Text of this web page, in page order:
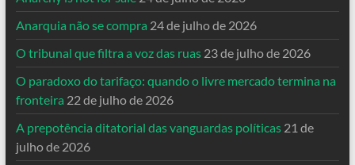
Anarquia não se compra 24 de julho de 2026
O tribunal que filtra a voz das ruas 23 de julho de 2026
O paradoxo do tarifaço: quando o livre mercado termina na
fronteira 22 de julho de 2026
A prepotência ditatorial das vanguardas políticas 21 de
julho de 2026